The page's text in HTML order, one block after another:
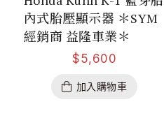
內式胎壓顯示器 ＊SYM
經銷商 益隆車業＊
$5,600
加入購物車